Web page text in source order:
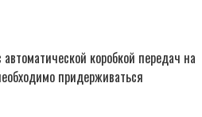
коробкой передач на
придерживаться